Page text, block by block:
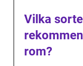
Vilka
rom?